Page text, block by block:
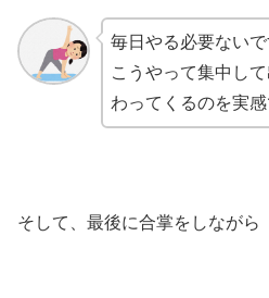
毎日やる必要ないで
こうやって集中し
わってくるのを実
そして、最後に合掌をしながら